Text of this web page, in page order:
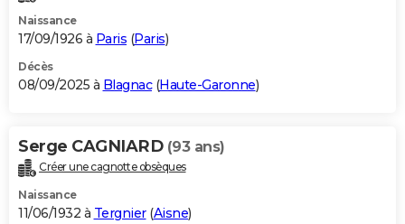
Dictionnaire
Biographies
Citations
Expressions
Proverbes
PROGRAMME TV
S'inscrire
Se connecter
Lycées
Collèges
Primaires
Universités
Entreprises
Service militaire
Avis de recherche
AVIS DE DÉCÈS
Bricolage
Lifestyle
Culture
Sport
Auto
Television
Voyage
Cinema
Naissance
17/09/1926 à Paris (Paris)
Décès
08/09/2025 à Blagnac(Haute-Garonne)
Serge CAGNIARD (93 ans)
Créer une cagnotte obsèques
Naissance
11/06/1932 à Tergnier(Aisne)